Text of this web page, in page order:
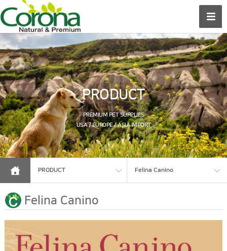
PRODUCT
PREMIUM PET SUPPLIES
USA / EUROPE / ASIA IMPORT
PRODUCT Felina Canino
Felina Canino